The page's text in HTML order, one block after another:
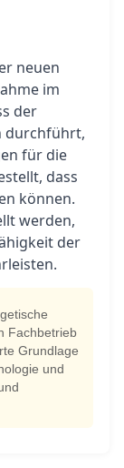
neuen
im
der
durchführt,
für die
dass
können.
werden,
der
Fachbetrieb
Grundlage
und